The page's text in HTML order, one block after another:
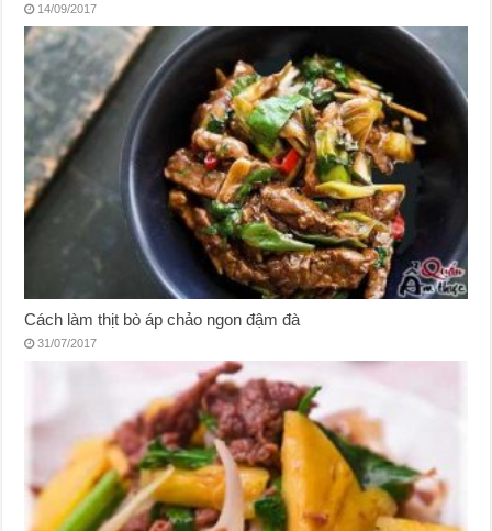
14/09/2017
Cách làm thịt bò áp chảo ngon đậm đà
31/07/2017